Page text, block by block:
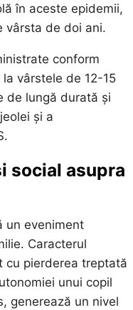
în aceste epidemii,
vârsta de doi ani.
conform
vârstele de 12-15
de lungă durată și
și a
social asupra
un eveniment
Caracterul
cu pierderea treptată
unui copil
generează un nivel